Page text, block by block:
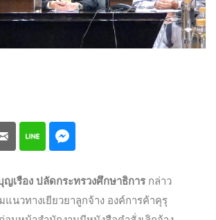
ญเรือง ปลัดกระทรวงศึกษาธิการ กล่าว
นวทางเยียวยาลูกจ้าง องค์การค้าคุรุ